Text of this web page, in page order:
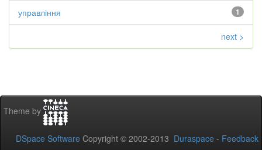
1
управління
next >
Theme by
DSpace Software Copyright © 2002-2013 Duraspace - Feedback